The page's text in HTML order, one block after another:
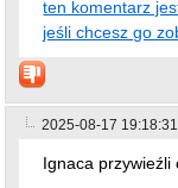
ten komentarz
jeśli chcesz go
2025-08-17 19:18:31
Ignaca przywieźli